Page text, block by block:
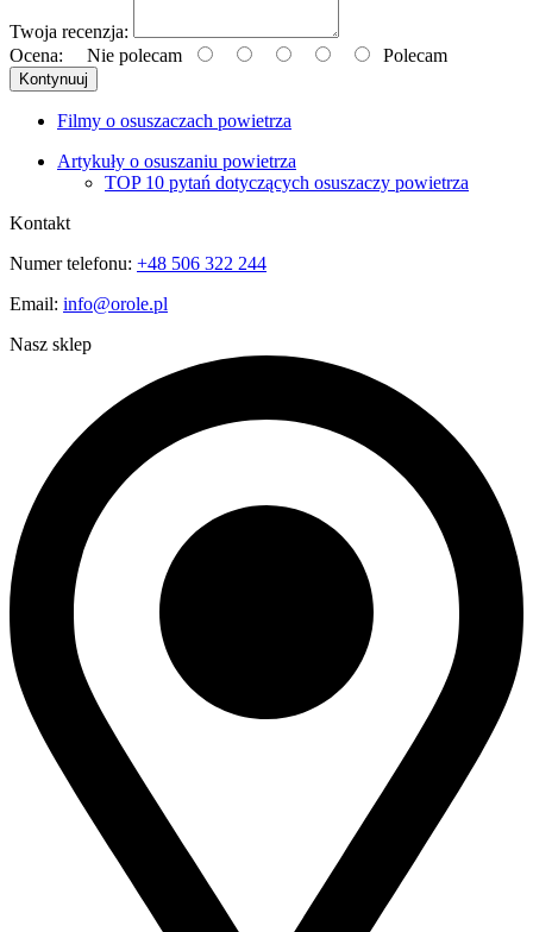
Twoja recenzja:
Ocena: Nie polecam Polecam
Kontynuuj
Filmy o osuszaczach powietrza
Artykuły o osuszaniu powietrza
TOP 10 pytań dotyczących osuszaczy powietrza
Kontakt
Numer telefonu: +48 506 322 244
Email: info@orole.pl
Nasz sklep